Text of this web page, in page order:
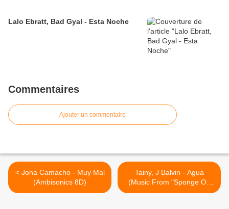
Lalo Ebratt, Bad Gyal - Esta Noche
Commentaires
Ajouter un commentaire
< Jona Camacho - Muy Mal
(Ambisonics 8D)
Tainy, J Balvin - Agua
(Music From "Sponge On
The Run" Movie) >